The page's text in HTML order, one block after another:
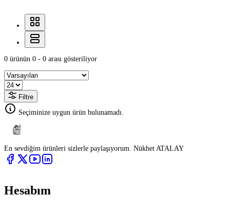
0 ürünün 0 - 0 arası gösteriliyor
Filtre
Seçiminize uygun ürün bulunamadı.
En sevdiğim ürünleri sizlerle paylaşıyorum. Nükhet ATALAY
Hesabım